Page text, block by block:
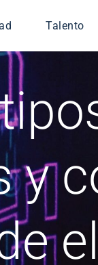
Talento
y